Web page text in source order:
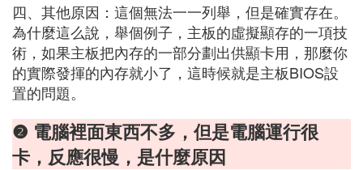
四、其他原因：這個無法一一列舉，但是確實存在。
為什麼這么說，舉個例子，主板的虛擬顯存的一項技
術，如果主板把內存的一部分劃出供顯卡用，那麼你
的實際發揮的內存就小了，這時候就是主板BIOS設
置的問題。
❷ 電腦裡面東西不多，但是電腦運行很
卡，反應很慢，是什麼原因